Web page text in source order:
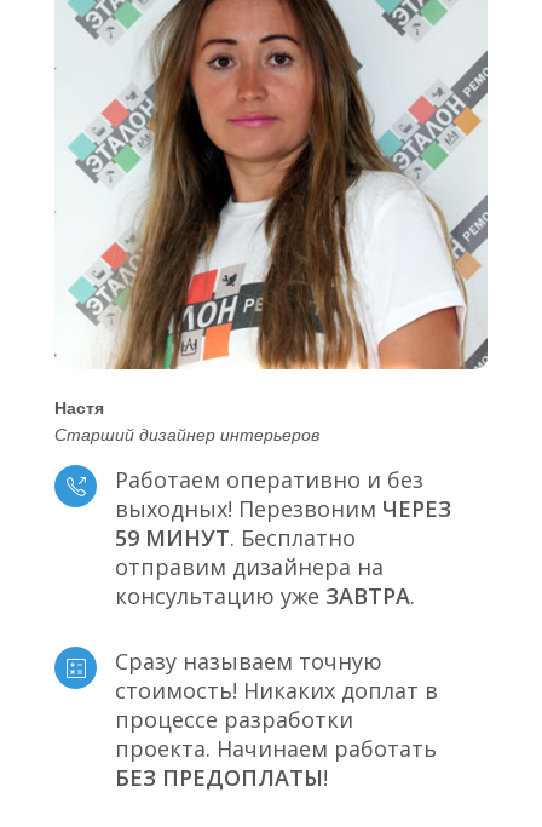
Настя
Старший дизайнер интерьеров
Работаем оперативно и без
выходных! Перезвоним ЧЕРЕЗ
59 МИНУТ. Бесплатно
отправим дизайнера на
консультацию уже ЗАВТРА.
Сразу называем точную
стоимость! Никаких доплат в
процессе разработки
проекта. Начинаем работать
БЕЗ ПРЕДОПЛАТЫ!